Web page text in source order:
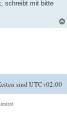
schreibt mit bitte
sindUTC+02:00